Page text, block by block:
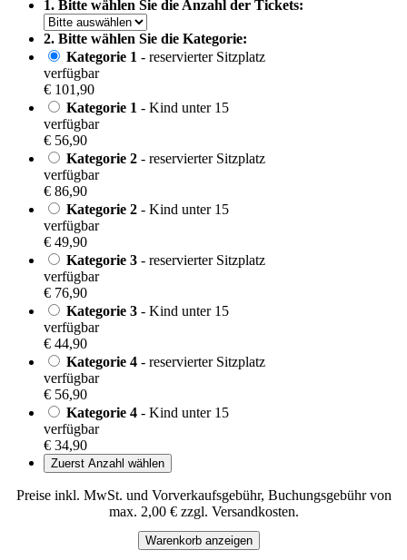
1. Bitte wählen Sie die Anzahl der Tickets:
2. Bitte wählen Sie die Kategorie:
Kategorie 1 - reservierter Sitzplatz
verfügbar
€ 101,90
Kategorie 1 - Kind unter 15
verfügbar
€ 56,90
Kategorie 2 - reservierter Sitzplatz
verfügbar
€ 86,90
Kategorie 2 - Kind unter 15
verfügbar
€ 49,90
Kategorie 3 - reservierter Sitzplatz
verfügbar
€ 76,90
Kategorie 3 - Kind unter 15
verfügbar
€ 44,90
Kategorie 4 - reservierter Sitzplatz
verfügbar
€ 56,90
Kategorie 4 - Kind unter 15
verfügbar
€ 34,90
Zuerst Anzahl wählen
Preise inkl. MwSt. und Vorverkaufsgebühr, Buchungsgebühr von
max. 2,00 € zzgl. Versandkosten.
Warenkorb anzeigen